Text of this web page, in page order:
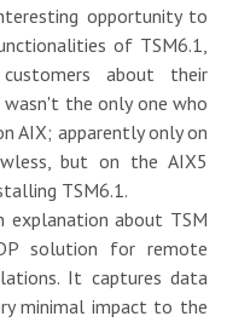
opportunity to
of TSM6.1,
about their
wasn't the only one who
AIX; apparently only on
but on the AIX5
TSM6.1.
explanation about TSM
solution for remote
It captures data
minimal impact to the